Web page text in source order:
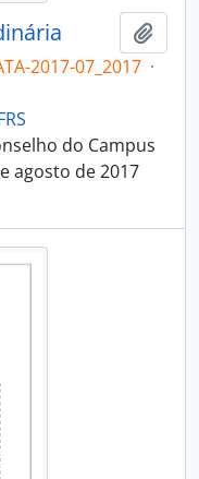
2017-07_2017 ·
do Campus
agosto de 2017